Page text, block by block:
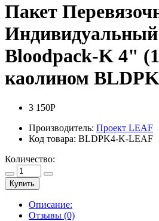
Пакет
Bloodpack-K 4"
каолином
3 150Р
Производитель: Проект LEAF
Код товара: BLDPK4-K-LEAF
Количество:
Купить
Описание:
Отзывы (0)